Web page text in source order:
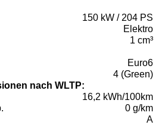
150 kW / 204 PS
Elektro
1 cm³
Euro6
4 (Green)
nach WLTP:
16,2 kWh/100km
0 g/km
A